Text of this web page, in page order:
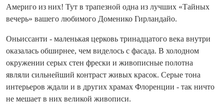
Америго из них! Тут в трапезной одна из лучших «Тайных
вечерь» вашего любимого Доменико Гирландайо.
Оньиссанти - маленькая церковь три­на­дцатого века внутри
оказалась обширнее, чем виделось с фасада. В холодном
окружении серых стен фрески и живописные полотна
являли сильнейший контраст живых красок. Серые тона
интерьеров ждали и в других храмах Флоренции - так ничто
не мешает в них великой живописи.